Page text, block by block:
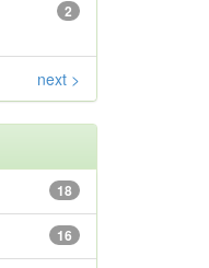
2
next >
18
16